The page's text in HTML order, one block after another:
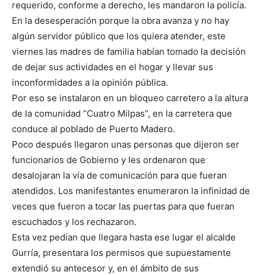
requerido, conforme a derecho, les mandaron la policía.
En la desesperación porque la obra avanza y no hay
algún servidor público que los quiera atender, este
viernes las madres de familia habían tomado la decisión
de dejar sus actividades en el hogar y llevar sus
inconformidades a la opinión pública.
Por eso se instalaron en un bloqueo carretero a la altura
de la comunidad “Cuatro Milpas”, en la carretera que
conduce al poblado de Puerto Madero.
Poco después llegaron unas personas que dijeron ser
funcionarios de Gobierno y les ordenaron que
desalojaran la vía de comunicación para que fueran
atendidos. Los manifestantes enumeraron la infinidad de
veces que fueron a tocar las puertas para que fueran
escuchados y los rechazaron.
Esta vez pedían que llegara hasta ese lugar el alcalde
Gurría, presentara los permisos que supuestamente
extendió su antecesor y, en el ámbito de sus